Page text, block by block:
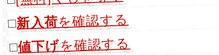
□新入荷を確認する
□値下げを確認する